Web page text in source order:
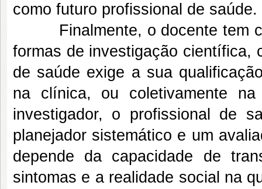
como futuro profissional de saúde.
Finalmente, o docente tem
formas de investigação científica,
de saúde exige a sua
na clínica, ou coletivamente
investigador, o profissional de
planejador sistemático e um
depende da capacidade de
sintomas e a realidade social na